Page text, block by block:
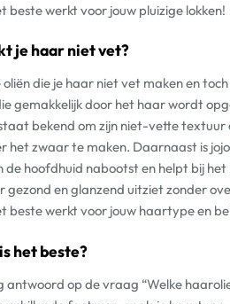
beste werkt voor jouw pluizige lokken!
je haar niet vet?
oliën die je haar niet vet maken en
gemakkelijk door het haar wordt
bekend om zijn niet-vette
het zwaar te maken. Daarnaast is
de hoofdhuid nabootst en helpt bij
gezond en glanzend uitziet zonder
beste werkt voor jouw haartype en
het beste?
antwoord op de vraag “Welke